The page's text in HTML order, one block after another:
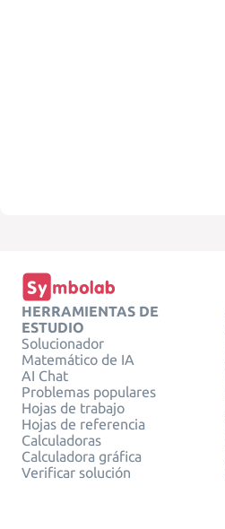
HERRAMIENTAS DE
ESTUDIO
Solucionador
Matemático de IA
AI Chat
Problemas populares
Hojas de trabajo
Hojas de referencia
Calculadoras
Calculadora gráfica
Verificar solución